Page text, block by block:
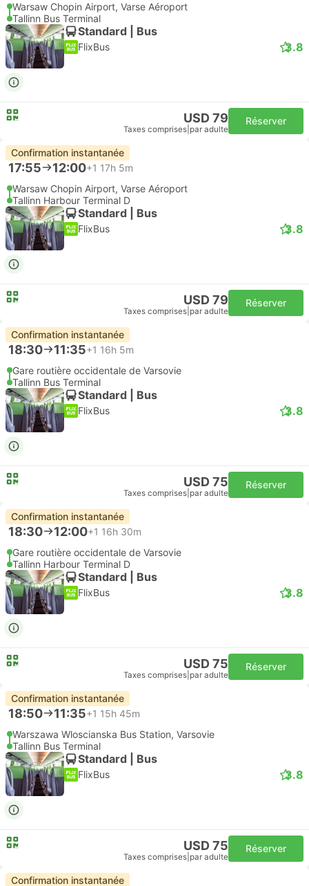
Warsaw Chopin Airport, Varse Aéroport
Tallinn Bus Terminal
Standard | Bus
FlixBus 3.8
USD 79
Taxes comprises par adulte
Réserver
Confirmation instantanée
17:55 12:00+1 17h 5m
Warsaw Chopin Airport, Varse Aéroport
Tallinn Harbour Terminal D
Standard | Bus
FlixBus 3.8
USD 79
Taxes comprises par adulte
Réserver
Confirmation instantanée
18:30 11:35+1 16h 5m
Gare routière occidentale de Varsovie
Tallinn Bus Terminal
Standard | Bus
FlixBus 3.8
USD 75
Taxes comprises par adulte
Réserver
Confirmation instantanée
18:30 12:00+1 16h 30m
Gare routière occidentale de Varsovie
Tallinn Harbour Terminal D
Standard | Bus
FlixBus 3.8
USD 75
Taxes comprises par adulte
Réserver
Confirmation instantanée
18:50 11:35+1 15h 45m
Warszawa Wloscianska Bus Station, Varsovie
Tallinn Bus Terminal
Standard | Bus
FlixBus 3.8
USD 75
Taxes comprises par adulte
Réserver
Confirmation instantanée